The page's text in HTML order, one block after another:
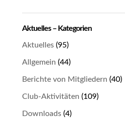
Aktuelles – Kategorien
Aktuelles(95)
Allgemein (44)
Berichte von Mitgliedern (40)
Club-Aktivitäten (109)
Downloads(4)